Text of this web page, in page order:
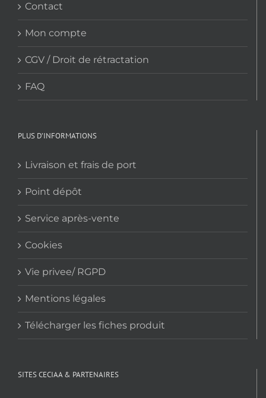
Contact
Mon compte
CGV / Droit de rétractation
FAQ
PLUS D’INFORMATIONS
Livraison et frais de port
Point dépôt
Service après-vente
Cookies
Vie privee/ RGPD
Mentions légales
Télécharger les fiches produit
SITES CECIAA & PARTENAIRES